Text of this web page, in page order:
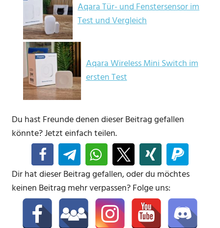
Aqara Tür- und Fenstersensor im
Test und Vergleich
Aqara Wireless Mini Switch im
ersten Test
Du hast Freunde denen dieser Beitrag gefallen
könnte? Jetzt einfach teilen.
Dir hat dieser Beitrag gefallen, oder du möchtes
keinen Beitrag mehr verpassen? Folge uns: